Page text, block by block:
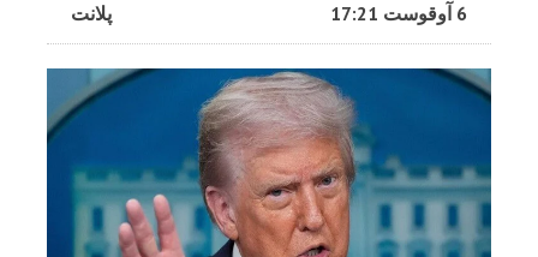
پلانت 6 آوقوست 17:21